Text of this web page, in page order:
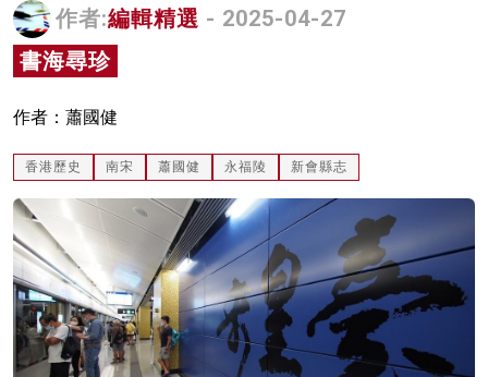
名家榜
灼見活動
關於我們
作者:編輯精選 - 2025-04-27
書海尋珍
作者：蕭國健
香港歷史 南宋 蕭國健 永福陵 新會縣志